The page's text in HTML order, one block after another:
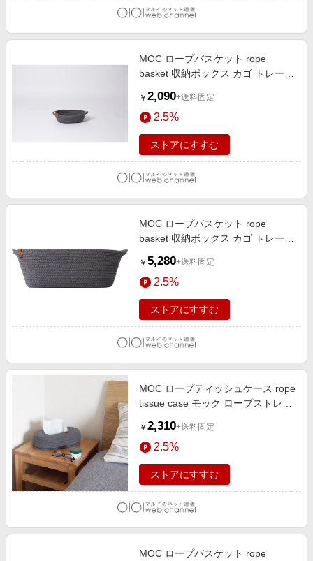
MOC ロープバスケット rope
basket 収納ボックス カゴ トレー
￥ 2,090+送料固定
2.5%
ストアにすすむ
MOC ロープバスケット rope
basket 収納ボックス カゴ トレー
￥ 5,280+送料固定
2.5%
ストアにすすむ
MOC ロープティッシュケース rope
tissue case モック ロープストレー
￥ 2,310+送料固定
2.5%
ストアにすすむ
MOC ロープバスケット rope